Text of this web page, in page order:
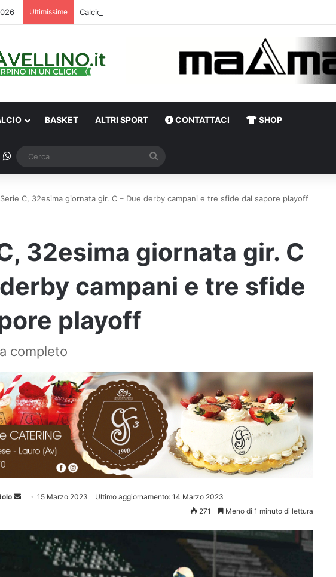
Ultimissime Calciomercato Avellino, definita una doppia cessione. E sullo sfondo…
BASKET ALTRI SPORT CONTATTACI SHOP
WhatsApp
Serie C, 32esima giornata gir. C – Due derby campani e tre sfide dal sapore playoff
32esima giornata gir. C
campani e tre sfide
playoff
completo
Invia 15 Marzo 2023
Ultimo aggiornamento: 14 Marzo 2023
271
Meno di 1 minuto di lettura